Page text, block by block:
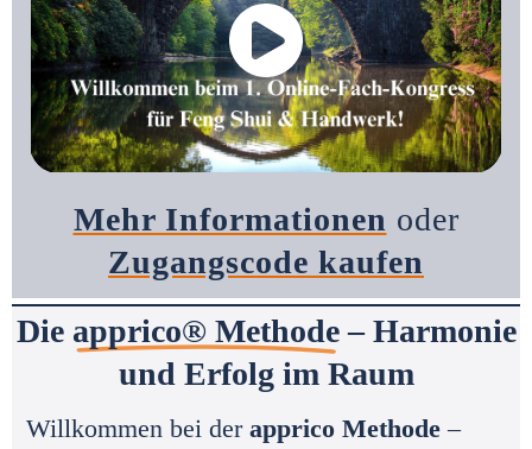
Mehr Informationen oder
Zugangscode kaufen
Die apprico® Methode– Harmonie
und Erfolg im Raum
Willkommen bei der apprico Methode –